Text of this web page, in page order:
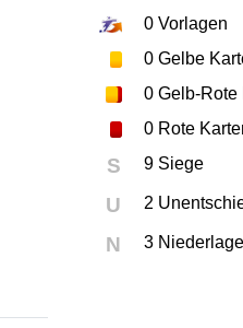
0 Vorlagen
0 Gelbe
0 Gelb-Rote
0 Rote
S 9 Siege
U 2
N 3